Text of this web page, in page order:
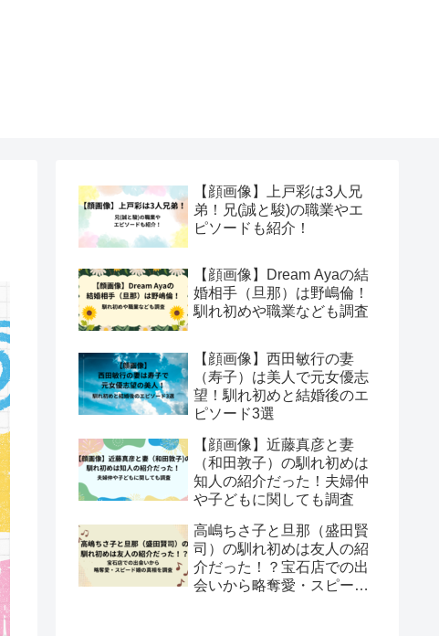
【顔画像】上戸彩は3人兄
弟！兄(誠と駿)の職業やエ
ピソードも紹介！
【顔画像】Dream Ayaの結
婚相手（旦那）は野嶋倫！
馴れ初めや職業なども調査
【顔画像】西田敏行の妻
（寿子）は美人で元女優志
望！馴れ初めと結婚後のエ
ピソード3選
【顔画像】近藤真彦と妻
（和田敦子）の馴れ初めは
知人の紹介だった！夫婦仲
や子どもに関しても調査
高嶋ちさ子と旦那（盛田賢
司）の馴れ初めは友人の紹
介だった！？宝石店での出
会いから略奪愛・スピード